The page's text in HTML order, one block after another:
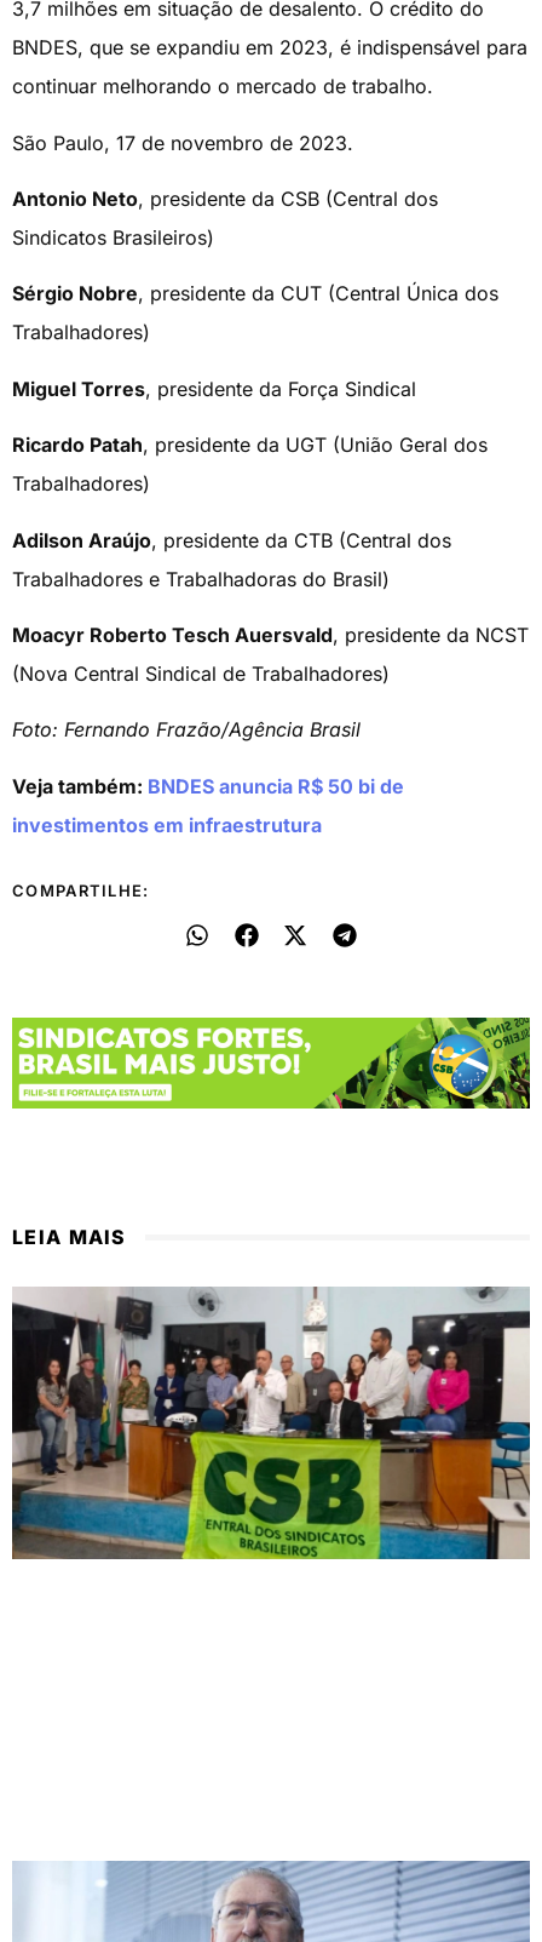
3,7 milhões em situação de desalento. O crédito do
BNDES, que se expandiu em 2023, é indispensável para
continuar melhorando o mercado de trabalho.
São Paulo, 17 de novembro de 2023.
Antonio Neto, presidente da CSB (Central dos
Sindicatos Brasileiros)
Sérgio Nobre, presidente da CUT (Central Única dos
Trabalhadores)
Miguel Torres, presidente da Força Sindical
Ricardo Patah, presidente da UGT (União Geral dos
Trabalhadores)
Adilson Araújo, presidente da CTB (Central dos
Trabalhadores e Trabalhadoras do Brasil)
Moacyr Roberto Tesch Auersvald, presidente da NCST
(Nova Central Sindical de Trabalhadores)
Foto: Fernando Frazão/Agência Brasil
Veja também: BNDES anuncia R$ 50 bi de
investimentos em infraestrutura
COMPARTILHE:
LEIA MAIS